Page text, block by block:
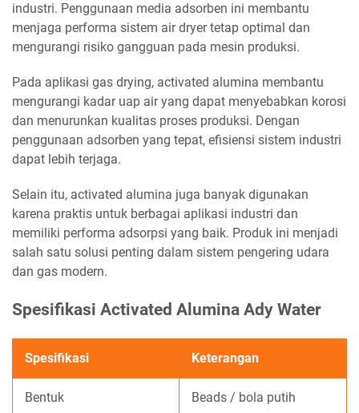
industri. Penggunaan media adsorben ini membantu
menjaga performa sistem air dryer tetap optimal dan
mengurangi risiko gangguan pada mesin produksi.
Pada aplikasi gas drying, activated alumina membantu
mengurangi kadar uap air yang dapat menyebabkan korosi
dan menurunkan kualitas proses produksi. Dengan
penggunaan adsorben yang tepat, efisiensi sistem industri
dapat lebih terjaga.
Selain itu, activated alumina juga banyak digunakan
karena praktis untuk berbagai aplikasi industri dan
memiliki performa adsorpsi yang baik. Produk ini menjadi
salah satu solusi penting dalam sistem pengering udara
dan gas modern.
Spesifikasi Activated Alumina Ady Water
Spesifikasi Keterangan
Bentuk Beads / bola putih